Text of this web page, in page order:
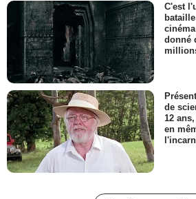
C'est
donné
de
12
en